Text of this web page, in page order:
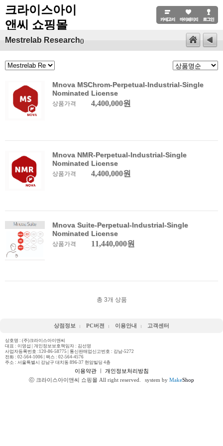
크라이스아이
앤씨 쇼핑몰
Mestrelab Research()
Mnova MSChrom-Perpetual-Industrial-Single
Nominated License
상품가격 4,400,000원
Mnova NMR-Perpetual-Industrial-Single
Nominated License
상품가격 4,400,000원
Mnova Suite-Perpetual-Industrial-Single
Nominated License
상품가격 11,440,000원
총 3개 상품
상점정보 PC버젼 이용안내 고객센터
상호명 : (주)크라이스아이앤씨
대표 : 이영섭 | 개인정보보호책임자 : 김선영
사업자등록번호 :120-86-58775 | 통신판매업신고번호 : 강남-5272
전화 : 02-564-1006 | 팩스 : 02-564-4576
주소 : 서울특별시 강남구 대치동 896-37 현암빌딩 4층
이용약관ㅣ 개인정보처리방침
ⓒ 크라이스아이앤씨 쇼핑몰 All right reserved.
system by MakeShop